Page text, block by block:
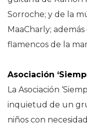
Sorroche; y de la
MaaCharly;
flamencos de la
Asociación
La Asociación
inquietud de un
niños con